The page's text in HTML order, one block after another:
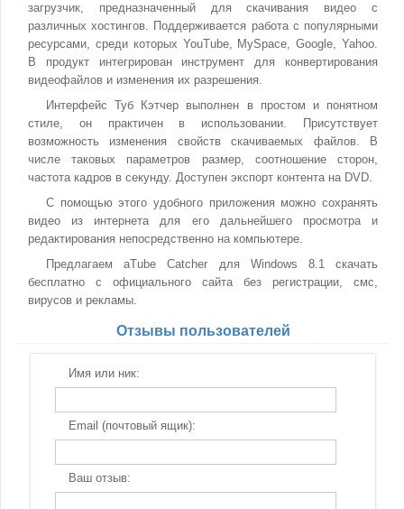
загрузчик, предназначенный для скачивания видео с
различных хостингов. Поддерживается работа с популярными
ресурсами, среди которых YouTube, MySpace, Google, Yahoo.
В продукт интегрирован инструмент для конвертирования
видеофайлов и изменения их разрешения.
Интерфейс Туб Кэтчер выполнен в простом и понятном
стиле, он практичен в использовании. Присутствует
возможность изменения свойств скачиваемых файлов. В
числе таковых параметров размер, соотношение сторон,
частота кадров в секунду. Доступен экспорт контента на DVD.
С помощью этого удобного приложения можно сохранять
видео из интернета для его дальнейшего просмотра и
редактирования непосредственно на компьютере.
Предлагаем aTube Catcher для Windows 8.1 скачать
бесплатно с официального сайта без регистрации, смс,
вирусов и рекламы.
Отзывы пользователей
Имя или ник:
Email (почтовый ящик):
Ваш отзыв: